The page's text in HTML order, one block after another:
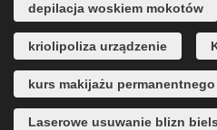
depilacja woskiem mokotów
kriolipoliza urządzenie
kurs makijażu permanentnego
Laserowe usuwanie blizn